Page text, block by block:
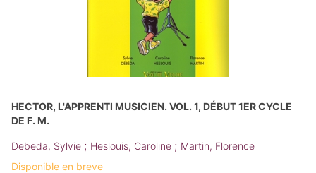
HECTOR, L'APPRENTI MUSICIEN. VOL. 1, DÉBUT 1ER CYCLE
DE F. M.
Debeda, Sylvie ; Heslouis, Caroline ; Martin, Florence
Disponible en breve